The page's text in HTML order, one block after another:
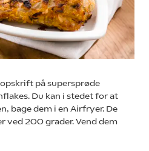
på supersprøde
Du kan i stedet for at
bage dem i en Airfryer. De
ved 200 grader. Vend dem